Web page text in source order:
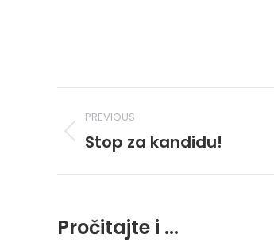
Post
navigation
PREVIOUS
Previous
Stop za kandidu!
Pročitajte i ...